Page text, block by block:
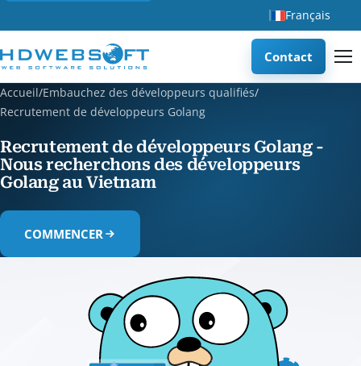
Français
Contact
Accueil/Embauchez des développeurs qualifiés/
Recrutement de développeurs Golang
Recrutement de développeurs Golang -
Nous recherchons des développeurs
Golang au Vietnam
COMMENCER